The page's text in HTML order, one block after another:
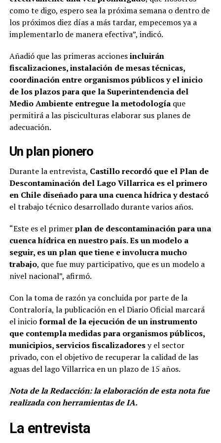
como te digo, espero sea la próxima semana o dentro de
los próximos diez días a más tardar, empecemos ya a
implementarlo de manera efectiva”, indicó.
Añadió que las primeras accionesincluirán
fiscalizaciones, instalación de mesas técnicas,
coordinación entre organismos públicos y el inicio
de los plazos para que la Superintendencia del
Medio Ambiente entregue la metodología que
permitirá a las pisciculturas elaborar sus planes de
adecuación.
Un plan pionero
Durante la entrevista, Castillo recordó que el Plan de
Descontaminación del Lago Villarrica es el primero
en Chile diseñado para una cuenca hídrica y destacó
el trabajo técnico desarrollado durante varios años.
“Este es el primerplan de descontaminación para una
cuenca hídrica en nuestro país. Es un modelo a
seguir, es un plan que tiene e involucra mucho
trabajo, que fue muy participativo, que es un modelo a
nivel nacional”, afirmó.
Con la toma de razón ya concluida por parte de la
Contraloría, la publicación en el Diario Oficial marcará
el inicioformal de la ejecución de un instrumento
que contempla medidas para organismos públicos,
municipios, servicios fiscalizadoresy el sector
privado, con el objetivo de recuperar la calidad de las
aguas del lago Villarrica en un plazo de 15 años.
Nota de la Redacción: la elaboración de esta nota fue
realizada con herramientas de IA.
La entrevista